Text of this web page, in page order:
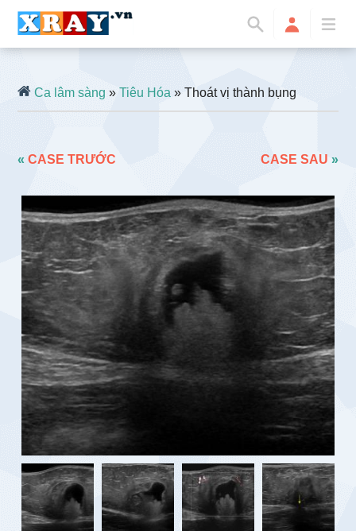
Ca lâm sàng »Tiêu Hóa » Thoát vị thành bụng
«CASE TRƯỚC CASE SAU »